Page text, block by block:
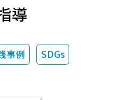
導
事例 SDGs